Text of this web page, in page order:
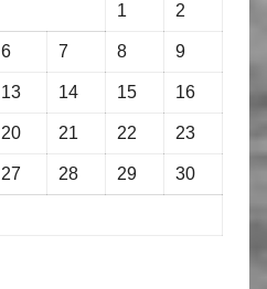
1 2
6 7 8 9
13 14 15 16
20 21 22 23
27 28 29 30